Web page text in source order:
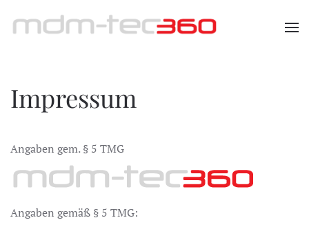
Zum Hauptinhalt springen
Impressum
Angaben gem. § 5 TMG
Angaben gemäß § 5 TMG: